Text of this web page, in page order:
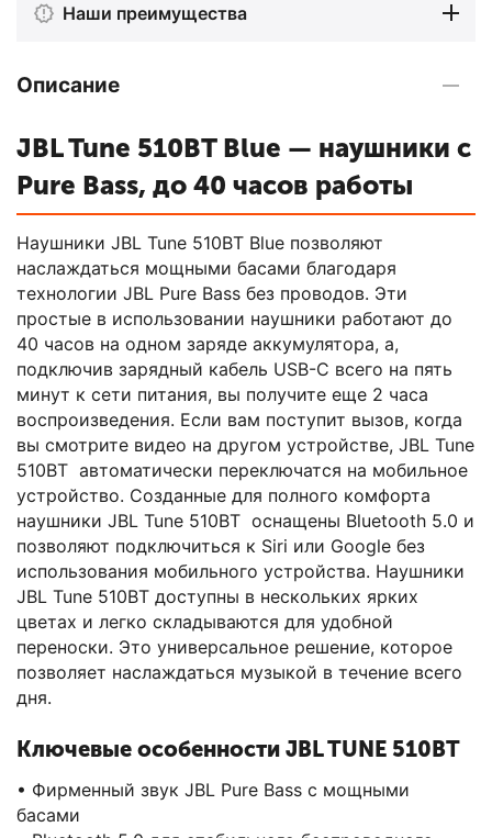
Наши преимущества
Описание
JBL Tune 510BT Blue — наушники с
Pure Bass, до 40 часов работы
Наушники JBL Tune 510BT Blue позволяют
наслаждаться мощными басами благодаря
технологии JBL Pure Bass без проводов. Эти
простые в использовании наушники работают до
40 часов на одном заряде аккумулятора, а,
подключив зарядный кабель USB-C всего на пять
минут к сети питания, вы получите еще 2 часа
воспроизведения. Если вам поступит вызов, когда
вы смотрите видео на другом устройстве, JBL Tune
510BT автоматически переключатся на мобильное
устройство. Созданные для полного комфорта
наушники JBL Tune 510BT оснащены Bluetooth 5.0 и
позволяют подключиться к Siri или Google без
использования мобильного устройства. Наушники
JBL Tune 510BT доступны в нескольких ярких
цветах и легко складываются для удобной
переноски. Это универсальное решение, которое
позволяет наслаждаться музыкой в течение всего
дня.
Ключевые особенности JBL TUNE 510BT
• Фирменный звук JBL Pure Bass с мощными
басами